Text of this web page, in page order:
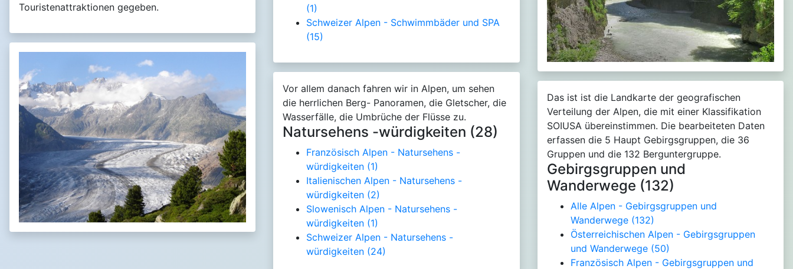
Touristenattraktionen gegeben.
(1)
Schweizer Alpen - Schwimmbäder und SPA
(15)
Vor allem danach fahren wir in Alpen, um sehen
die herrlichen Berg- Panoramen, die Gletscher, die
Wasserfälle, die Umbrüche der Flüsse zu.
Natursehens -würdigkeiten (28)
Französisch Alpen - Natursehens -
würdigkeiten (1)
Italienischen Alpen - Natursehens -
würdigkeiten (2)
Slowenisch Alpen - Natursehens -
würdigkeiten (1)
Schweizer Alpen - Natursehens -
würdigkeiten (24)
Das ist ist die Landkarte der geografischen
Verteilung der Alpen, die mit einer Klassifikation
SOIUSA übereinstimmen. Die bearbeiteten Daten
erfassen die 5 Haupt Gebirgsgruppen, die 36
Gruppen und die 132 Berguntergruppe.
Gebirgsgruppen und
Wanderwege (132)
Alle Alpen - Gebirgsgruppen und
Wanderwege(132)
Österreichischen Alpen - Gebirgsgruppen
und Wanderwege(50)
Französisch Alpen - Gebirgsgruppen und